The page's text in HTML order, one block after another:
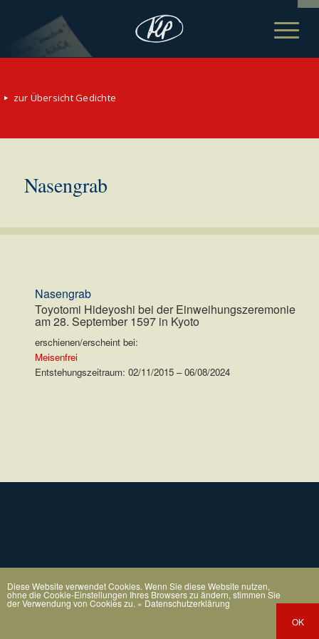
zur Übersicht Gedichte
Nasengrab
Nasengrab
Toyotomi Hideyoshi bei der Einweihungszeremonie
am 28. September 1597 in Kyoto
erschienen/erscheint bei:
Meisenfrei
Entstehungszeitraum: 02/11/2015 – 06/08/2024
Diese Website verwendet Cookies. Wenn Sie diese Website nutzen,
ohne die Cookie-Einstellungen Ihres Browsers zu ändern, stimmen Sie
der Verwendung von Cookies zu. » Datenschutzerklärung
OK